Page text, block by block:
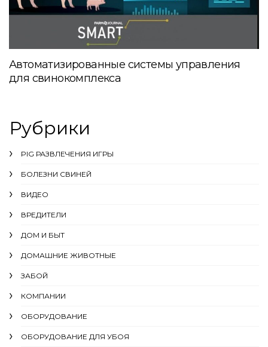
Автоматизированные системы управления
для свинокомплекса
Рубрики
PIG РАЗВЛЕЧЕНИЯ ИГРЫ
БОЛЕЗНИ СВИНЕЙ
ВИДЕО
ВРЕДИТЕЛИ
ДОМ И БЫТ
ДОМАШНИЕ ЖИВОТНЫЕ
ЗАБОЙ
КОМПАНИИ
ОБОРУДОВАНИЕ
ОБОРУДОВАНИЕ ДЛЯ УБОЯ